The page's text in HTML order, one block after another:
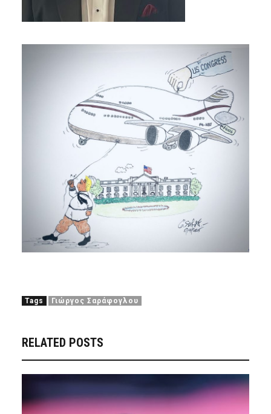
Tags Γιώργος Σαράφογλου
RELATED POSTS